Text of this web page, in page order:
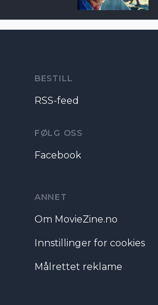
BESTILL
RSS-feed
FØLG OSS
Facebook
ANNET
Om MovieZine.no
Innstillinger for cookies
Målrettet reklame